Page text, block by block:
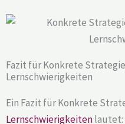
Fazit für Konkrete
Lernschwierigkeiten
Ein Fazit für Konkrete
Lernschwierigkeitenlautet: